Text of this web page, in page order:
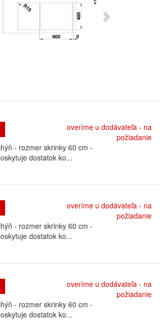
overíme u dodávateľa - na
požiadanie
- rozmer skrinky 60 cm -
dostatok ko...
overíme u dodávateľa - na
požiadanie
- rozmer skrinky 60 cm -
dostatok ko...
overíme u dodávateľa - na
požiadanie
- rozmer skrinky 60 cm -
dostatok ko...